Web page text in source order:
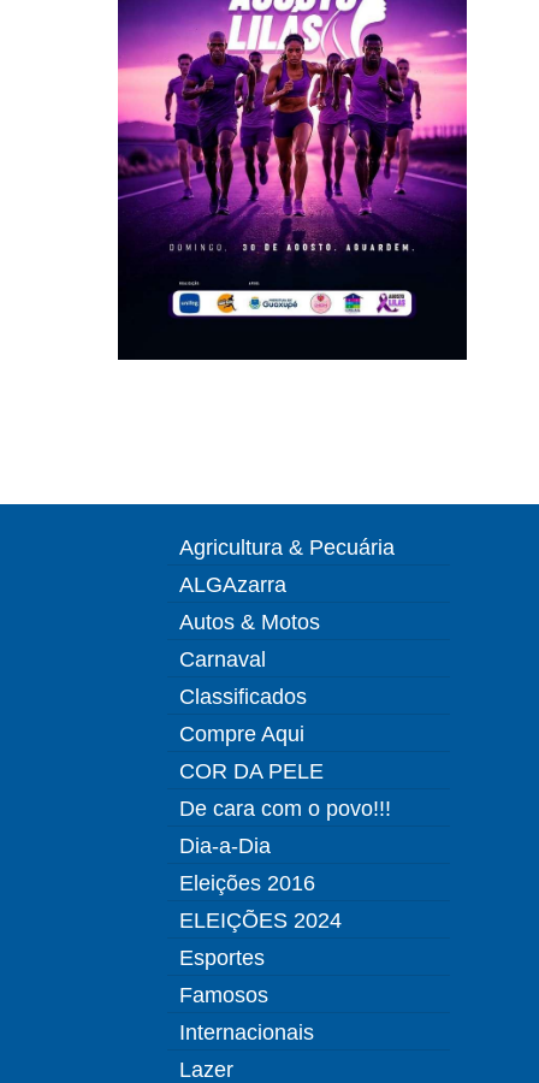
Agricultura & Pecuária
ALGAzarra
Autos & Motos
Carnaval
Classificados
Compre Aqui
COR DA PELE
De cara com o povo!!!
Dia-a-Dia
Eleições 2016
ELEIÇÕES 2024
Esportes
Famosos
Internacionais
Lazer